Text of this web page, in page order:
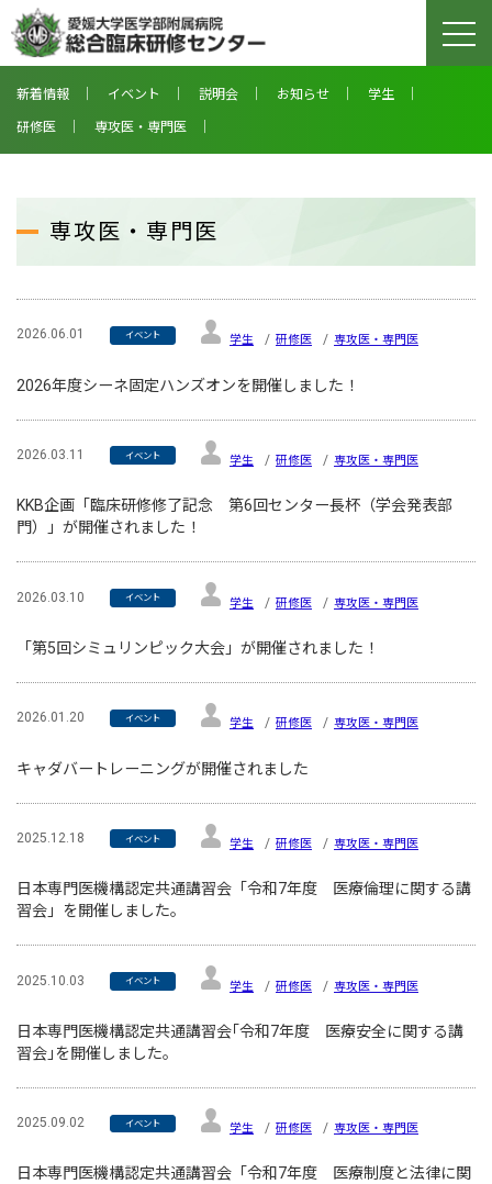
新着情報 イベント 説明会 お知らせ 学生
研修医 専攻医・専門医
専攻医・専門医
2026.06.01 イベント 学生 研修医 専攻医・専門医
2026年度シーネ固定ハンズオンを開催しました！
2026.03.11 イベント 学生 研修医 専攻医・専門医
KKB企画「臨床研修修了記念 第6回センター長杯（学会発表部
門）」が開催されました！
2026.03.10 イベント 学生 研修医 専攻医・専門医
「第5回シミュリンピック大会」が開催されました！
2026.01.20 イベント 学生 研修医 専攻医・専門医
キャダバートレーニングが開催されました
2025.12.18 イベント 学生 研修医 専攻医・専門医
日本専門医機構認定共通講習会「令和7年度 医療倫理に関する講
習会」を開催しました。
2025.10.03 イベント 学生 研修医 専攻医・専門医
日本専門医機構認定共通講習会｢令和7年度 医療安全に関する講
習会｣を開催しました。
2025.09.02 イベント 学生 研修医 専攻医・専門医
日本専門医機構認定共通講習会「令和7年度 医療制度と法律に関